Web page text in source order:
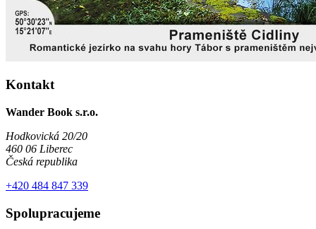
Kontakt
Wander Book s.r.o.
Hodkovická 20/20
460 06 Liberec
Česká republika
+420 484 847 339
Spolupracujeme